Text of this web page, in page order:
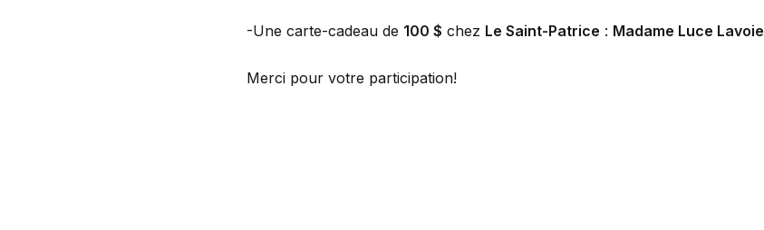
-Une carte-cadeau de 100 $ chez Le Saint-Patrice : Madame Luce Lavoie
Merci pour votre participation!